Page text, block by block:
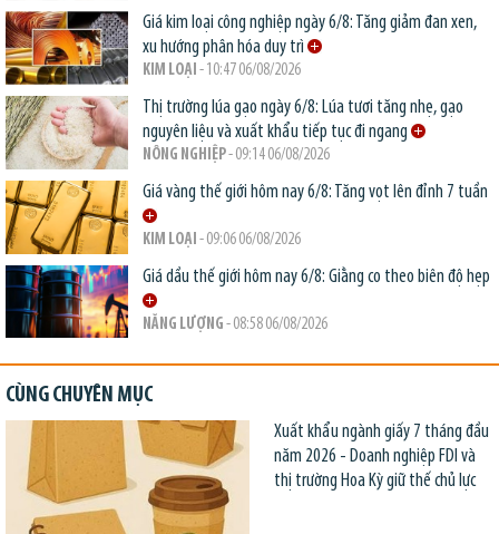
Giá kim loại công nghiệp ngày 6/8: Tăng giảm đan xen,
xu hướng phân hóa duy trì
KIM LOẠI - 10:47 06/08/2026
Thị trường lúa gạo ngày 6/8: Lúa tươi tăng nhẹ, gạo
nguyên liệu và xuất khẩu tiếp tục đi ngang
NÔNG NGHIỆP- 09:14 06/08/2026
Giá vàng thế giới hôm nay 6/8: Tăng vọt lên đỉnh 7 tuần
KIM LOẠI - 09:06 06/08/2026
Giá dầu thế giới hôm nay 6/8: Giằng co theo biên độ hẹp
NĂNG LƯỢNG - 08:58 06/08/2026
CÙNG CHUYÊN MỤC
Xuất khẩu ngành giấy 7 tháng đầu
năm 2026 - Doanh nghiệp FDI và
thị trường Hoa Kỳ giữ thế chủ lực